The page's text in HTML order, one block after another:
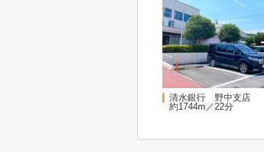
清水銀行 野中支店
約1744m／22分